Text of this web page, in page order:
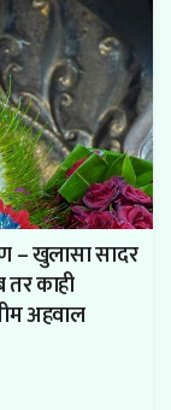
– खुलासा सादर
काही
अहवाल